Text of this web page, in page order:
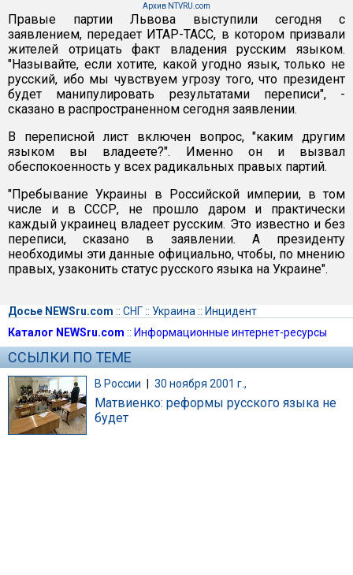
Архив NTVRU.com
Правые партии Львова выступили сегодня с
заявлением, передает ИТАР-ТАСС, в котором призвали
жителей отрицать факт владения русским языком.
"Называйте, если хотите, какой угодно язык, только не
русский, ибо мы чувствуем угрозу того, что президент
будет манипулировать результатами переписи", -
сказано в распространенном сегодня заявлении.
В переписной лист включен вопрос, "каким другим
языком вы владеете?". Именно он и вызвал
обеспокоенность у всех радикальных правых партий.
"Пребывание Украины в Российской империи, в том
числе и в СССР, не прошло даром и практически
каждый украинец владеет русским. Это известно и без
переписи, сказано в заявлении. А президенту
необходимы эти данные официально, чтобы, по мнению
правых, узаконить статус русского языка на Украине".
Досье NEWSru.com :: СНГ:: Украина :: Инцидент
Каталог NEWSru.com :: Информационные интернет-ресурсы
ССЫЛКИ ПО ТЕМЕ
В России | 30 ноября 2001 г.,
Матвиенко: реформы русского языка не
будет